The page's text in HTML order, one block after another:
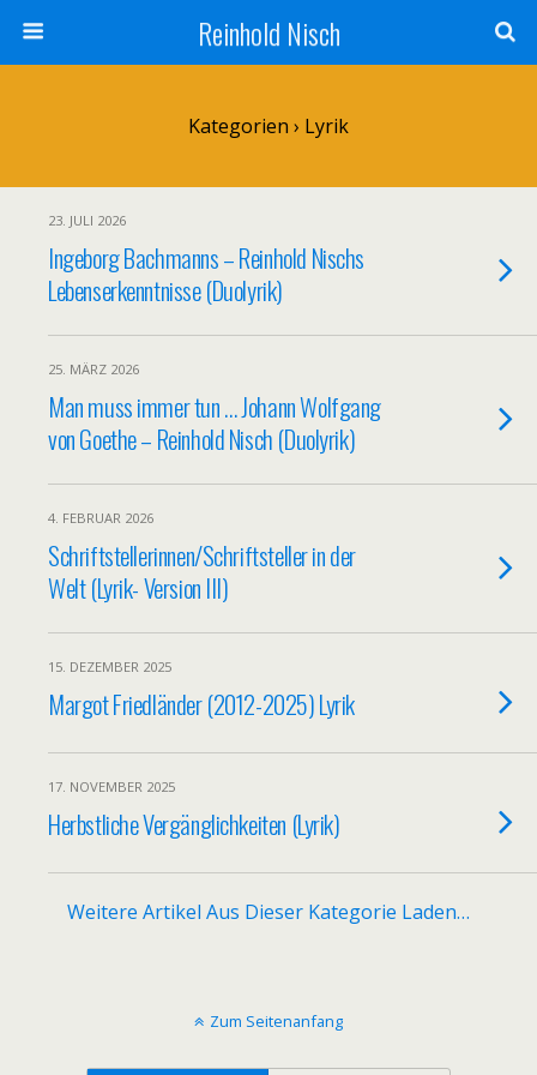
Reinhold Nisch
Kategorien › Lyrik
23. JULI 2026
Ingeborg Bachmanns – Reinhold Nischs
Lebenserkenntnisse (Duolyrik)
25. MÄRZ 2026
Man muss immer tun … Johann Wolfgang
von Goethe – Reinhold Nisch (Duolyrik)
4. FEBRUAR 2026
Schriftstellerinnen/Schriftsteller in der
Welt (Lyrik- Version III)
15. DEZEMBER 2025
Margot Friedländer (2012-2025) Lyrik
17. NOVEMBER 2025
Herbstliche Vergänglichkeiten (Lyrik)
Weitere Artikel Aus Dieser Kategorie Laden…
Zum Seitenanfang